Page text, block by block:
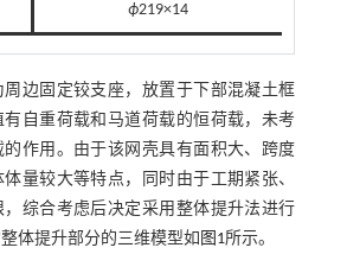
ϕ219×14
周边固定铰支座，放置于下部混凝土框
自重荷载和马道荷载的恒荷载，未考
作用。由于该网壳具有面积大、跨度
量较大等特点，同时由于工期紧张、
综合考虑后决定采用整体提升法进行
体提升部分的三维模型如 图1所示。